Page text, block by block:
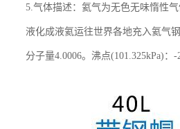
5.气体描述：氦气为无色无味惰性
液化成液氦运往世界各地充入氦气
分子量4.0006。沸点(101.325kPa)